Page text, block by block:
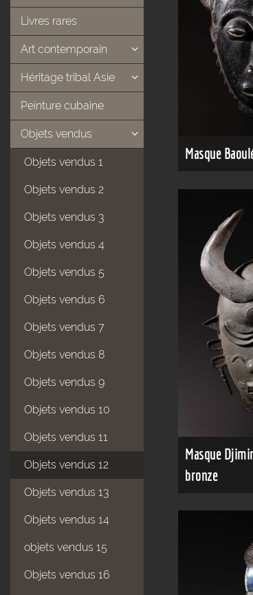
Livres rares
Art contemporain
Héritage tribal Asie
Peinture cubaine
Objets vendus
Objets vendus 1
Objets vendus 2
Objets vendus 3
Objets vendus 4
Objets vendus 5
Objets vendus 6
Objets vendus 7
Objets vendus 8
Objets vendus 9
Objets vendus 10
Objets vendus 11
Objets vendus 12
Objets vendus 13
Objets vendus 14
objets vendus 15
Objets vendus 16
Masque
Masque
bronze